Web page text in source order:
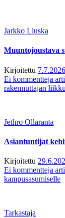
Jarkko Liuska
Muuntojoustava
Kirjoitettu 7.7.2026
Ei kommentteja
rakennuttajan
Jethro Ollaranta
Asiantuntijat
Kirjoitettu
Ei kommentteja
kampusasumiselle
Tarkastaja